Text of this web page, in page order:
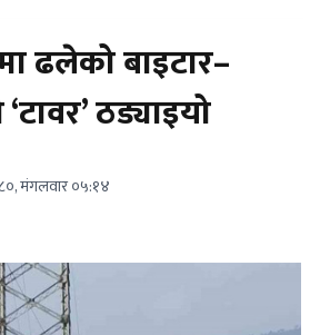
ढलेको बाइटार–
ठड्याइयो
मंगलवार ०५:१४